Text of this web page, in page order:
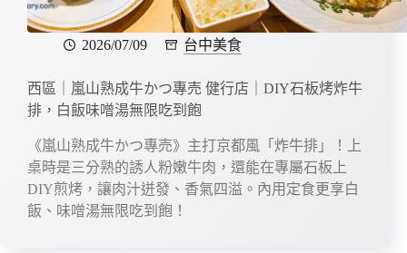
2026/07/09 台中美食
西區｜嵐山熟成牛かつ專売 健行店｜DIY石板烤炸牛
排，白飯味噌湯無限吃到飽
《嵐山熟成牛かつ專売》主打京都風「炸牛排」！上
桌時是三分熟的誘人粉嫩牛肉，還能在專屬石板上
DIY煎烤，讓肉汁迸發、香氣四溢。內用定食更享白
飯、味噌湯無限吃到飽！